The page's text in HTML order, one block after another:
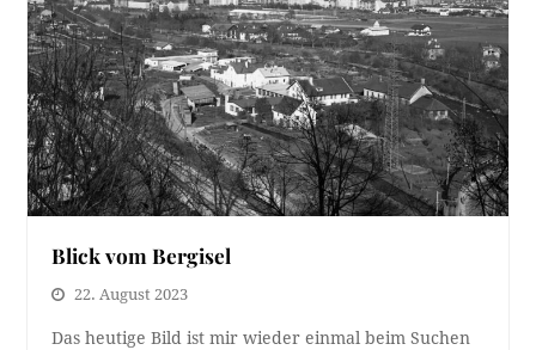
Blick vom Bergisel
22. August 2023
Das heutige Bild ist mir wieder einmal beim Suchen